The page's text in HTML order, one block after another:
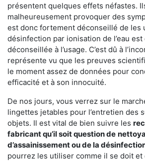
présentent quelques effets néfastes.
malheureusement provoquer des
est donc fortement déconseillé de les
désinfection par ionisation de l’eau est
déconseillée à l’usage. C’est dû à
représente vu que les preuves
le moment assez de données pour
efficacité et à son innocuité.
De nos jours, vous verrez sur le
lingettes jetables pour l’entretien des
objets. Il est vital de bien suivre les
fabricant qu’il soit question de
d’assainissement ou de la
pourrez les utiliser comme il se doit